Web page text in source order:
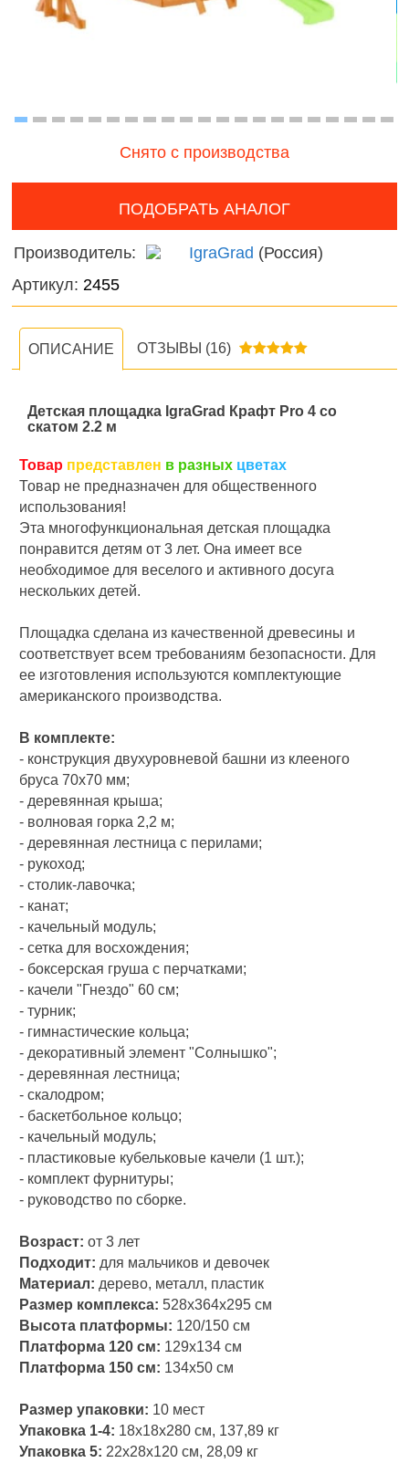
Мир
Снято с производства
ПОДОБРАТЬ АНАЛОГ
Производитель: IgraGrad (Россия)
Артикул:2455
ОПИСАНИЕ
Детская площадка IgraGrad Крафт Pro 4 со
скатом 2.2 м
Товар представлен в разных цветах
Товар не предназначен для общественного
использования!
Эта многофункциональная детская площадка
понравится детям от 3 лет. Она имеет все
необходимое для веселого и активного досуга
нескольких детей.
Площадка сделана из качественной древесины и
соответствует всем требованиям безопасности. Для
ее изготовления используются комплектующие
американского производства.
В комплекте:
- конструкция двухуровневой башни из клееного
бруса 70х70 мм;
- деревянная крыша;
- волновая горка 2,2 м;
- деревянная лестница с перилами;
- рукоход;
- столик-лавочка;
- канат;
- качельный модуль;
- сетка для восхождения;
- боксерская груша с перчатками;
- качели "Гнездо" 60 см;
- турник;
- гимнастические кольца;
- декоративный элемент "Солнышко";
- деревянная лестница;
- скалодром;
- баскетбольное кольцо;
- качельный модуль;
- пластиковые кубельковые качели (1 шт.);
- комплект фурнитуры;
- руководство по сборке.
Возраст: от 3 лет
Подходит: для мальчиков и девочек
Материал: дерево, металл, пластик
Размер комплекса: 528х364х295 см
Высота платформы: 120/150 см
Платформа 120 см: 129x134 см
Платформа 150 см: 134x50 см
Размер упаковки: 10 мест
Упаковка 1-4: 18х18х280 см, 137,89 кг
Упаковка 5: 22х28х120 см, 28,09 кг
ОТЗЫВЫ (16)